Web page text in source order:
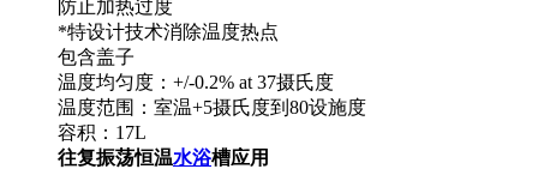
防止加热过度
*特设计技术消除温度热点
包含盖子
温度均匀度：+/-0.2% at 37摄氏度
温度范围：室温+5摄氏度到80设施度
容积：17L
往复振荡恒温水浴槽应用